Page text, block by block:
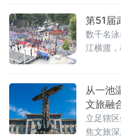
双上榜，让“避暑胜地·清凉龙
空调”是最硬核的底牌当全国
称
第51届
数千名
江横渡
性与全
明口码
岸嘴起
从一池
文旅融
立足辖
焦文旅